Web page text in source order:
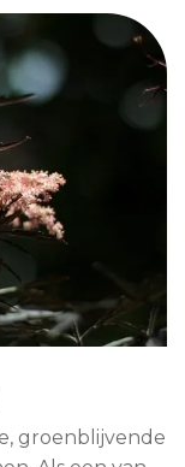
groenblijvende